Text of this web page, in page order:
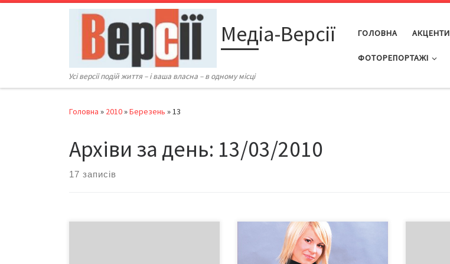
Перейти до вмісту
Медіа-Версії
Усі версії подій життя – і ваша власна – в одному місці
ГОЛОВНА АКЦЕНТИ
ФОТОРЕПОРТАЖІ
Головна » 2010»Березень »13
Архіви за день: 13/03/2010
17 записів
Конкурс «Пані Західна Україна
2010», в якому взяли участь 13
учасниць зі Львівщини, Івано-